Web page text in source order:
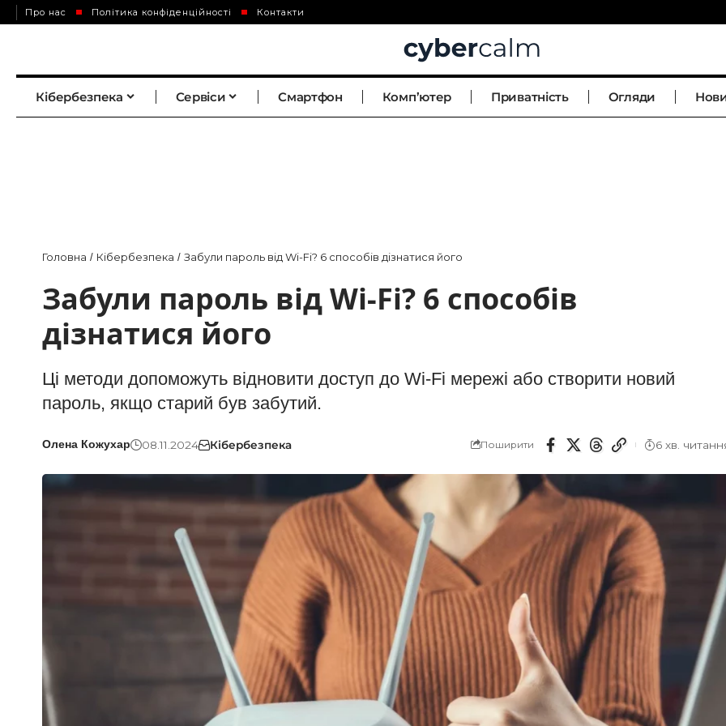
Про нас Політика конфіденційності Контакти
Кібербезпека Сервіси Смартфон Комп’ютер Приватність Огляди
Головна / Кібербезпека / Забули пароль від Wi-Fi? 6 способів дізнатися його
Забули пароль від Wi-Fi? 6 способів
дізнатися його
Ці методи допоможуть відновити доступ до Wi-Fi мережі або створити новий
пароль, якщо старий був забутий.
Олена Кожухар 08.11.2024 Кібербезпека Поширити 6 хв.